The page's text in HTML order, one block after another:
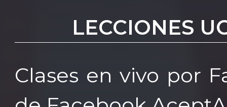
LECCIONES
Clases en vivo por